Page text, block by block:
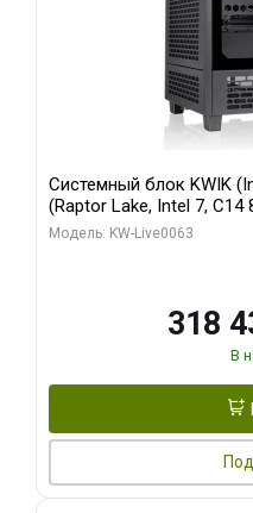
Системный блок KWIK
(Raptor Lake, Intel 7,
RTX5080 VENTUS 3X OC
Модель: KW-Live0063
318
В